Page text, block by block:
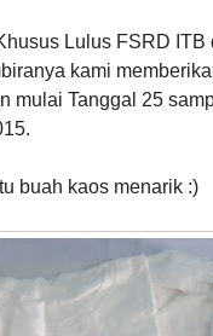
Lulus FSRD ITB
kami
mulai Tanggal 25
buah kaos menarik :)